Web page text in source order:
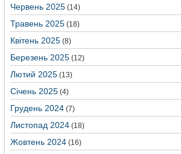
Червень 2025 (14)
Травень 2025 (18)
Квітень 2025 (8)
Березень 2025 (12)
Лютий 2025 (13)
Січень 2025 (4)
Грудень 2024 (7)
Листопад 2024 (18)
Жовтень 2024 (16)